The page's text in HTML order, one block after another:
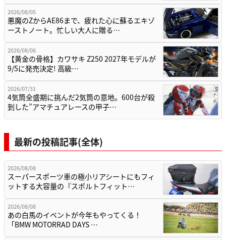
2026/08/05
悪魔のZからAE86まで、疲れた心に蘇るエキゾ
ーストノート。忙しい大人に贈る…
2026/08/06
【黄金の骨格】カワサキ Z250 2027年モデルが
9/5に発売決定! 高級…
2026/07/31
4気筒全盛期に挑んだ2気筒の意地。600台が殺
到した”アマチュアレースの甲子…
最新の投稿記事(全体)
2026/08/08
スーパースポーツ車の極小リアシートにもフィ
ットする大容量の『スポルトフィット…
2026/08/08
あの白馬のイベントが今年もやってくる！
「BMW MOTORRAD DAYS …